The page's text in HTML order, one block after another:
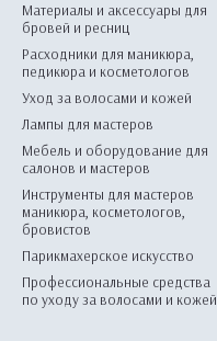
Материалы и аксессуары для
бровей и ресниц
Расходники для маникюра,
педикюра и косметологов
Уход за волосами и кожей
Лампы для мастеров
Мебель и оборудование для
салонов и мастеров
Инструменты для мастеров
маникюра, косметологов,
бровистов
Парикмахерское искусство
Профессиональные средства
по уходу за волосами и кожей